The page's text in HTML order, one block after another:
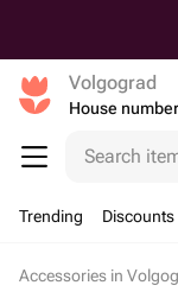
Volgograd
Search
Trending Discounts
Accessories in